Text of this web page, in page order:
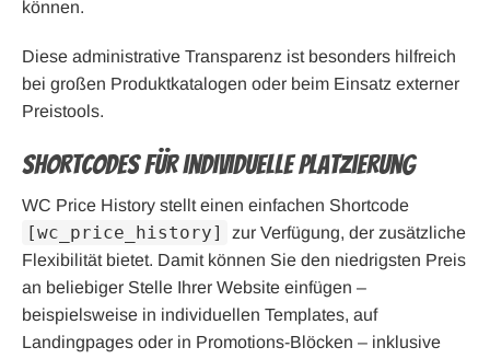
können.
Diese administrative Transparenz ist besonders hilfreich
bei großen Produktkatalogen oder beim Einsatz externer
Preistools.
Shortcodes für individuelle Platzierung
WC Price History stellt einen einfachen Shortcode
[wc_price_history]
zur Verfügung, der zusätzliche
Flexibilität bietet. Damit können Sie den niedrigsten Preis
an beliebiger Stelle Ihrer Website einfügen –
beispielsweise in individuellen Templates, auf
Landingpages oder in Promotions-Blöcken – inklusive